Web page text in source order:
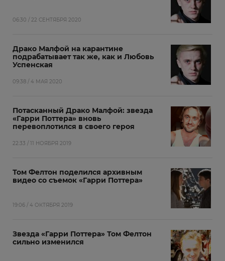
06:30 / 22 СЕНТЯБРЯ 2020
Драко Малфой на карантине
подрабатывает так же, как и Любовь
Успенская
09:38 / 4 МАЯ 2020
Потасканный Драко Малфой: звезда
«Гарри Поттера» вновь
перевоплотился в своего героя
22:33 / 11 НОЯБРЯ 2019
Том Фелтон поделился архивным
видео со съемок «Гарри Поттера»
19:06 / 4 ОКТЯБРЯ 2019
Звезда «Гарри Поттера» Том Фелтон
сильно изменился